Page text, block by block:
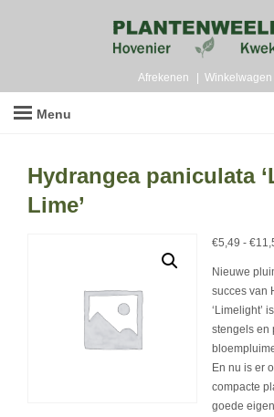
Afrekenen Winkelwagen
Menu
Hydrangea paniculata
Lime’
€5,49 - €
Nieuwe
succes van
‘Limelight’
stengels en
En nu is er
compacte
goede